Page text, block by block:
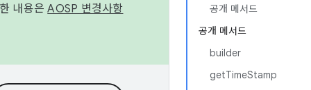
공개 메서드
공개 메서드
builder
getTimeStamp
내용은AOSP 변경사항